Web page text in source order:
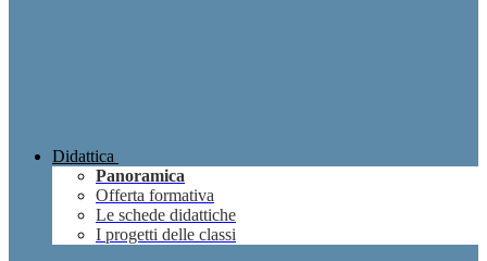
Didattica
Panoramica
Offerta formativa
Le schede didattiche
I progetti delle classi